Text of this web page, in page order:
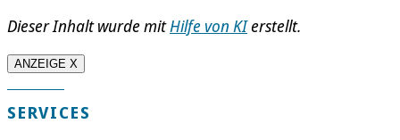
Dieser Inhalt wurde mitHilfe von KIerstellt.
ANZEIGE X
SERVICES